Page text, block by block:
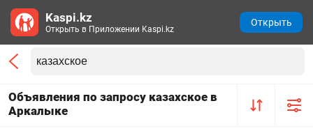
Объявления по запросу казахское в
Аркалыке
Kaspi.kz
Открыть в Приложении Kaspi.kz
Открыть